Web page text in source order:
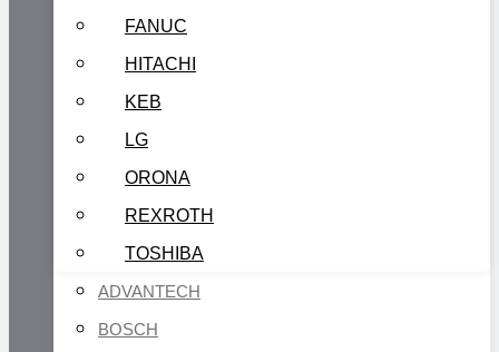
FANUC
HITACHI
KEB
LG
ORONA
REXROTH
TOSHIBA
ADVANTECH
BOSCH